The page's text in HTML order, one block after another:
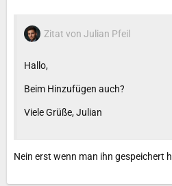
Zitat von Julian Pfeil
Hallo,
Beim Hinzufügen auch?
Viele Grüße, Julian
Nein erst wenn man ihn gespeichert